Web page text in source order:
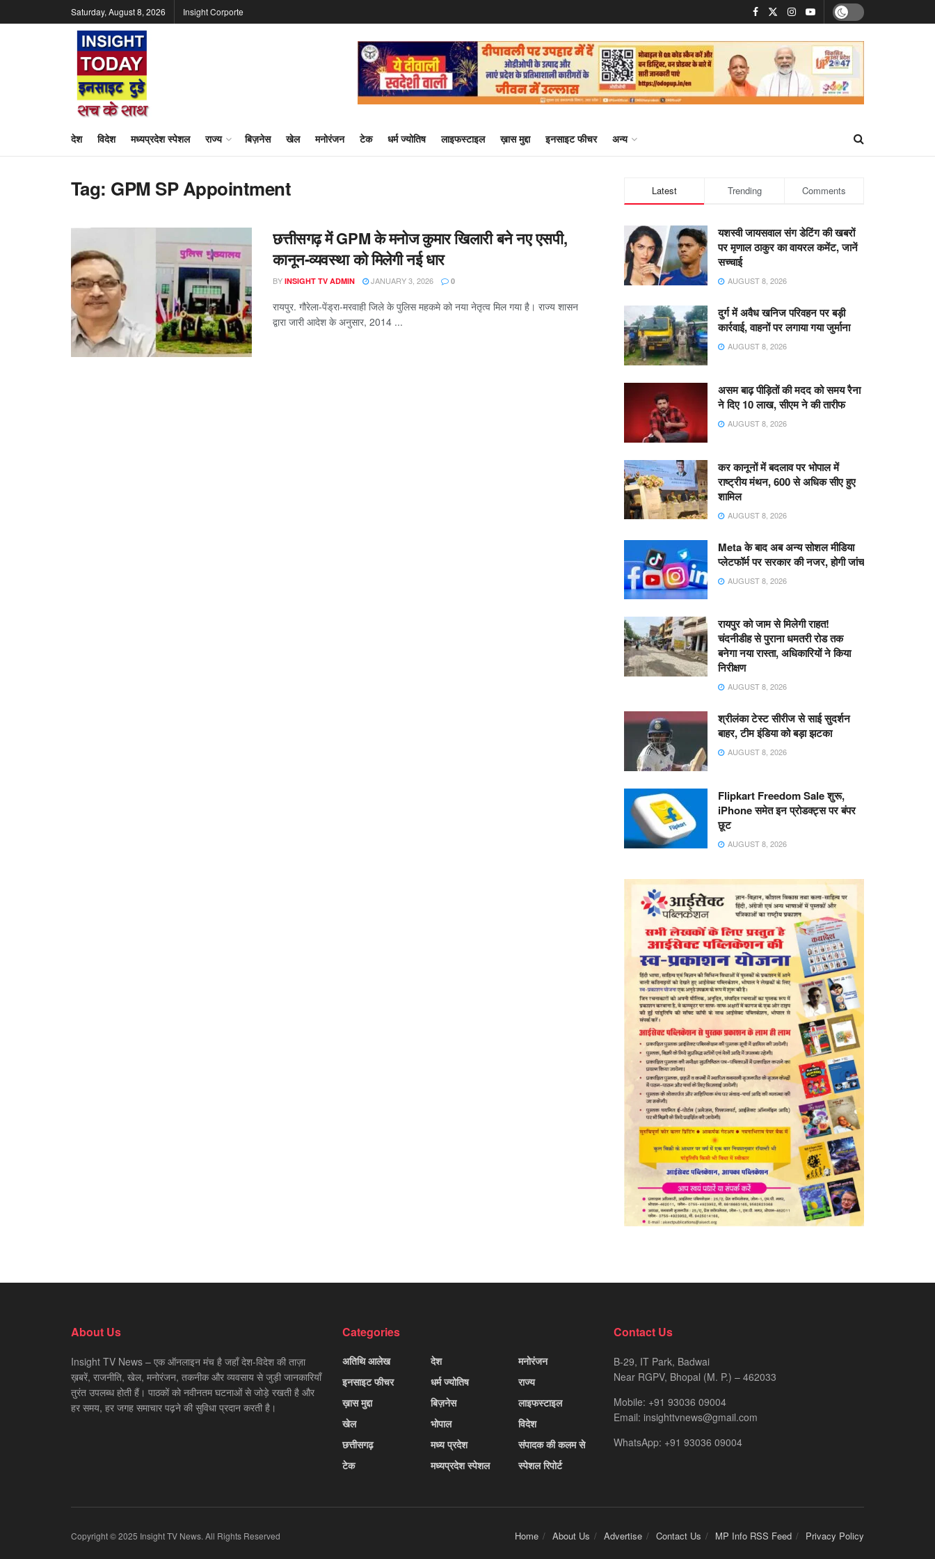
Saturday, August 8, 2026 Insight Corporte
देश विदेश मध्यप्रदेश स्पेशल राज्य बिज़नेस खेल मनोरंजन टेक धर्म ज्योतिष लाइफस्टाइल ख़ास मुद्दा इनसाइट फीचर अन्य
Tag: GPM SP Appointment
छत्तीसगढ़ में GPM के मनोज कुमार खिलारी बने नए एसपी,
कानून-व्यवस्था को मिलेगी नई धार
BY INSIGHT TV ADMIN JANUARY 3, 2026 0
रायपुर. गौरेला-पेंड्रा-मरवाही जिले के पुलिस महकमे को नया नेतृत्व मिल गया है। राज्य शासन
द्वारा जारी आदेश के अनुसार, 2014 ...
Latest Trending Comments
यशस्वी जायसवाल संग डेटिंग की खबरों
पर मृणाल ठाकुर का वायरल कमेंट, जानें
सच्चाई
AUGUST 8, 2026
दुर्ग में अवैध खनिज परिवहन पर बड़ी
कार्रवाई, वाहनों पर लगाया गया जुर्माना
AUGUST 8, 2026
असम बाढ़ पीड़ितों की मदद को समय रैना
ने दिए 10 लाख, सीएम ने की तारीफ
AUGUST 8, 2026
कर कानूनों में बदलाव पर भोपाल में
राष्ट्रीय मंथन, 600 से अधिक सीए हुए
शामिल
AUGUST 8, 2026
Meta के बाद अब अन्य सोशल मीडिया
प्लेटफॉर्म पर सरकार की नजर, होगी जांच
AUGUST 8, 2026
रायपुर को जाम से मिलेगी राहत!
चंदनीडीह से पुराना धमतरी रोड तक
बनेगा नया रास्ता, अधिकारियों ने किया
निरीक्षण
AUGUST 8, 2026
श्रीलंका टेस्ट सीरीज से साई सुदर्शन
बाहर, टीम इंडिया को बड़ा झटका
AUGUST 8, 2026
Flipkart Freedom Sale शुरू,
iPhone समेत इन प्रोडक्ट्स पर बंपर
छूट
AUGUST 8, 2026
About Us
Insight TV News – एक ऑनलाइन मंच है जहाँ देश-विदेश की ताज़ा
ख़बरें, राजनीति, खेल, मनोरंजन, तकनीक और व्यवसाय से जुड़ी जानकारियाँ
तुरंत उपलब्ध होती हैं। पाठकों को नवीनतम घटनाओं से जोड़े रखती है और
हर समय, हर जगह समाचार पढ़ने की सुविधा प्रदान करती है।
Categories
अतिथि आलेख
इनसाइट फीचर
ख़ास मुद्दा
खेल
छत्तीसगढ़
टेक
देश
धर्म ज्योतिष
बिज़नेस
भोपाल
मध्य प्रदेश
मध्यप्रदेश स्पेशल
मनोरंजन
राज्य
लाइफस्टाइल
विदेश
संपादक की कलम से
स्पेशल रिपोर्ट
Contact Us
B-29, IT Park, Badwai
Near RGPV, Bhopal (M. P.) – 462033
Mobile: +91 93036 09004
Email: insighttvnews@gmail.com
WhatsApp: +91 93036 09004
Home About Us Advertise Contact Us MP Info RSS Feed Privacy Policy
Copyright © 2025 Insight TV News. All Rights Reserved